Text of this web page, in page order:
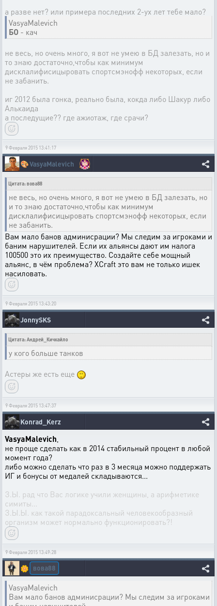
а разве нет? или примера последних 2-ух лет тебе мало?
VasyaMalevich
БО - кач
не весь, но очень много, я вот не умею в БД залезать, но и
то знаю достаточно,чтобы как минимум
дисклалифисицыровать спортсмэнофф некоторых, если
не забанить.
иг 2012 была гонка, реально была, кокда либо Шакур либо
Алькаида
а последущие?? где ажиотаж, где срачи?
9 Февраля 2015 13:41:17
🎨VasyaMalevich
Цитата: вова88
не весь, но очень много, я вот не умею в БД залезать, но
и то знаю достаточно,чтобы как минимум
дисклалифисицыровать спортсмэнофф некоторых, если
не забанить.
Вам мало банов админисрации? Мы следим за игроками и
баним нарушителей. Если их альянсы дают им налога
100500 это их преимущество. Создайте себе мощный
альянс, в чём проблема? XCraft это вам не только ишек
насиловать.
9 Февраля 2015 13:43:20
JonnySKS
Цитата: Андрей_Кичкайло
у кого больше танков
Астеры же есть еще
9 Февраля 2015 13:47:37
Konrad_Kerz
VasyaMalevich
не проще сделать как в 2014 стабильный процент в любой
момент года?
либо можно сделать что раз в 3 месяца можно поддержать
ИГ и бонусы от медалей складываются...
З.Ы. рад что Вас логике учили женщины, а арифметике
симиты...
З.Ы.Ы. как такой парадоксальный человекообразный
организм может нормально функционировать?!
9 Февраля 2015 13:49:28
🌼 вова88
VasyaMalevich
Вам мало банов админисрации? Мы следим за игроками